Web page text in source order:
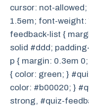
cursor: not-
1.5em; font-weight:
feedback-list {
solid #ddd;
p { margin: 0.3em
{ color: green; }
color: #b00020; }
strong, #quiz-